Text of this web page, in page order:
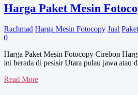
Fotocopy
Murah
Harga Paket Mesin
Rachmad Harga Mesin Fotocopy Jual
0
Harga Paket Mesin Fotocopy Cirebon
ini berada di pesisir Utara pulau jawa atau
Harga
Read More